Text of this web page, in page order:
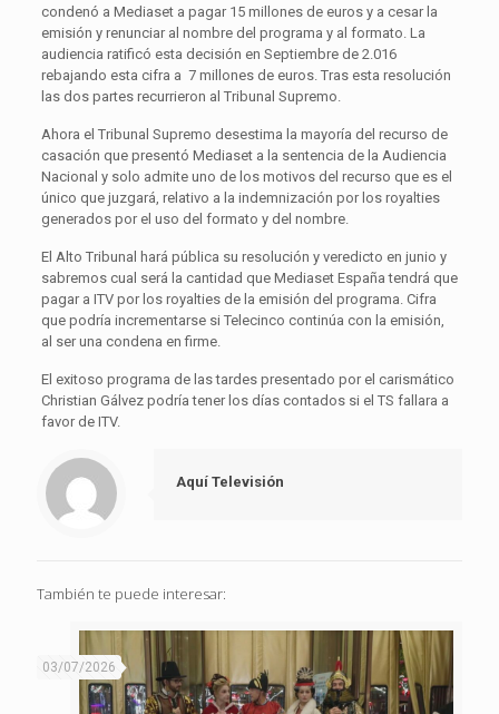
condenó a Mediaset a pagar 15 millones de euros y a cesar la
emisión y renunciar al nombre del programa y al formato. La
audiencia ratificó esta decisión en Septiembre de 2.016
rebajando esta cifra a 7 millones de euros. Tras esta resolución
las dos partes recurrieron al Tribunal Supremo.
Ahora el Tribunal Supremo desestima la mayoría del recurso de
casación que presentó Mediaset a la sentencia de la Audiencia
Nacional y solo admite uno de los motivos del recurso que esel
único que juzgará, relativo a la indemnización por los royalties
generados por el uso del formato y del nombre.
El Alto Tribunal hará pública su resolución y veredicto en junio y
sabremos cual será la cantidad que Mediaset España tendrá que
pagar a ITV por los royalties de la emisión del programa. Cifra
que podría incrementarse si Telecinco continúa con la emisión,
al ser una condena en firme.
El exitoso programa de las tardes presentado por el carismático
Christian Gálvezpodría tener los días contados si el TS fallara a
favor de ITV.
Aquí Televisión
También te puede interesar:
03/07/2026